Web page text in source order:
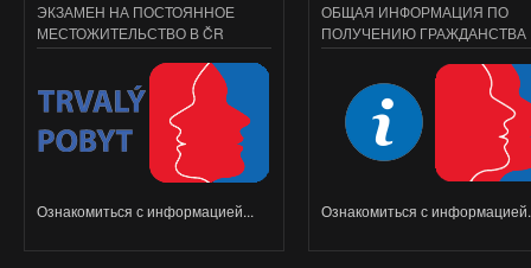
ЭКЗАМЕН НА ПОСТОЯННОЕ
МЕСТОЖИТЕЛЬСТВО В ČR
Ознакомиться с информацией...
ОБЩАЯ ИНФОРМАЦИЯ ПО
ПОЛУЧЕНИЮ ГРАЖДАНСТВА
Ознакомиться с